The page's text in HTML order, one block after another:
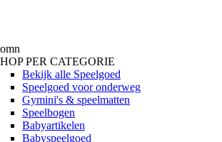
PER CATEGORIE
Bekijk alle Speelgoed
Speelgoed voor onderweg
Gymini's & speelmatten
Speelbogen
Babyartikelen
Babyspeelgoed